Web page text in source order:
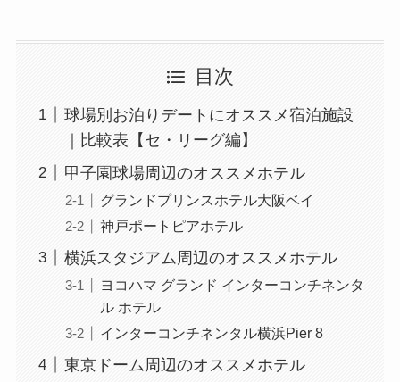
目次
球場別お泊りデートにオススメ宿泊施設
｜比較表【セ・リーグ編】
甲子園球場周辺のオススメホテル
グランドプリンスホテル大阪ベイ
神戸ポートピアホテル
横浜スタジアム周辺のオススメホテル
ヨコハマ グランド インターコンチネンタ
ル ホテル
インターコンチネンタル横浜Pier 8
東京ドーム周辺のオススメホテル